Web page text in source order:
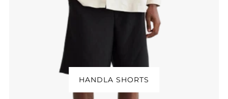
HANDLA SHORTS